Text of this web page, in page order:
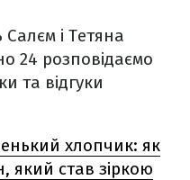
Салєм і Тетяна
24 розповідаємо
та відгуки
хлопчик: як
який став зіркою